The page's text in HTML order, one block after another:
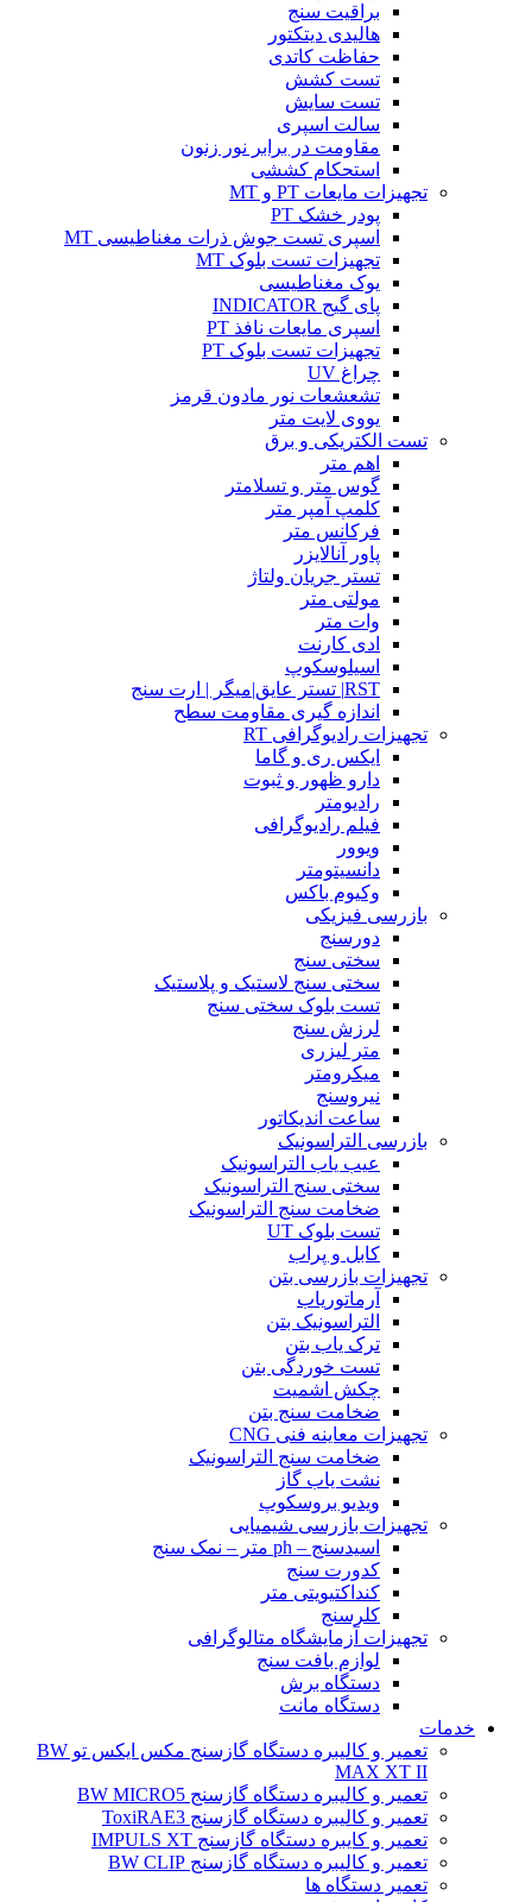
براقیت سنج
هالیدی دیتکتور
حفاظت کاتدی
تست کشش
تست سایش
سالت اسپری
مقاومت در برابر نور زنون
استحکام کششی
تجهیزات مایعات PT و MT
پودر خشک PT
اسپری تست جوش ذرات مغناطیسی MT
تجهیزات تست بلوک MT
یوک مغناطیسی
پای گیج INDICATOR
اسپری مایعات نافذ PT
تجهیزات تست بلوک PT
چراغ UV
تشعشعات نور مادون قرمز
یووی لایت متر
تست الکتریکی و برق
اهم متر
گوس متر و تسلامتر
کلمپ آمپر متر
فرکانس متر
پاور آنالایزر
تستر جریان ولتاژ
مولتی متر
وات متر
ادی کارنت
اسیلوسکوپ
RST| تستر عایق|میگر | ارت سنج
اندازه گیری مقاومت سطح
تجهیزات رادیوگرافی RT
ایکس ری و گاما
دارو ظهور و ثبوت
رادیومتر
فیلم رادیوگرافی
ویوور
دانسیتومتر
وکیوم باکس
بازرسی فیزیکی
دورسنج
سختی سنج
سختی سنج لاستیک و پلاستیک
تست بلوک سختی سنج
لرزش سنج
متر لیزری
میکرومتر
نیروسنج
ساعت اندیکاتور
بازرسی التراسونیک
عیب یاب التراسونیک
سختی سنج التراسونیک
ضخامت سنج التراسونیک
تست بلوک UT
کابل و پراب
تجهیزات بازرسی بتن
آرماتوریاب
التراسونیک بتن
ترک یاب بتن
تست خوردگی بتن
چکش اشمیت
ضخامت سنج بتن
تجهیزات معاینه فنی CNG
ضخامت سنج التراسونیک
نشت یاب گاز
ویدیو بروسکوپ
تجهیزات بازرسی شیمیایی
اسیدسنج – ph متر – نمک سنج
کدورت سنج
کنداکتیویتی متر
کلرسنج
تجهیزات آزمایشگاه متالوگرافی
لوازم بافت سنج
دستگاه برش
دستگاه مانت
خدمات
تعمیر و کالیبره دستگاه گازسنج مکس ایکس تو BW
MAX XT II
تعمیر و کالیبره دستگاه گازسنج BW MICRO5
تعمیر و کالیبره دستگاه گازسنج ToxiRAE3
تعمیر و کایبره دستگاه گازسنج IMPULS XT
تعمیر و کالیبره دستگاه گازسنج BW CLIP
تعمیر دستگاه ها